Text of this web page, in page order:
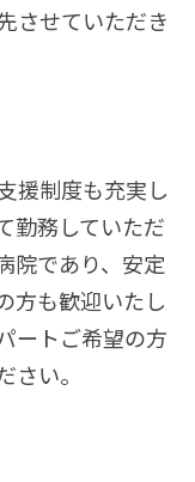
させていただき
援制度も充実し
勤務していただ
院であり、安定
方も歓迎いたし
ートご希望の方
い。